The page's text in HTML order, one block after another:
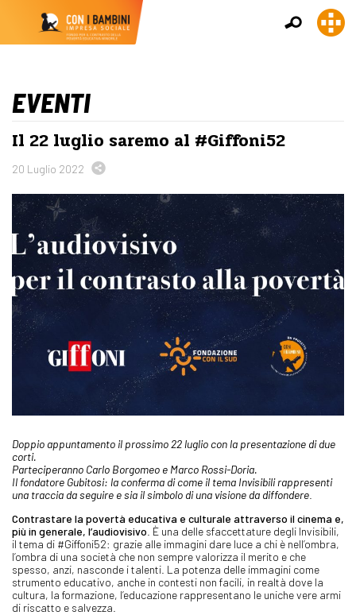
EVENTI
Il 22 luglio saremo al #Giffoni52
20 Luglio 2022
Doppio appuntamento il prossimo 22 luglio con la presentazione di due
corti.
Parteciperanno Carlo Borgomeo e Marco Rossi-Doria.
Il fondatore Gubitosi: la conferma di come il tema Invisibili rappresenti
una traccia da seguire e sia il simbolo di una visione da diffondere
Contrastare la povertà educativa e culturale attraverso il cinema e,
più in generale, l’audiovisivo . È una delle sfaccettature degli Invisibili,
il tema di #Giffoni52: grazie alle immagini dare luce a chi è nell’ombra,
l’ombra di una società che non sempre valorizza il merito e che
spesso, anzi, nasconde i talenti. La potenza delle immagini come
strumento educativo, anche in contesti non facili, in realtà dove la
cultura, la formazione, l’educazione rappresentano le uniche vere armi
di riscatto e salvezza.